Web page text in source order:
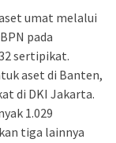
umat melalui
pada
sertipikat.
aset di Banten,
di DKI Jakarta.
1.029
tiga lainnya